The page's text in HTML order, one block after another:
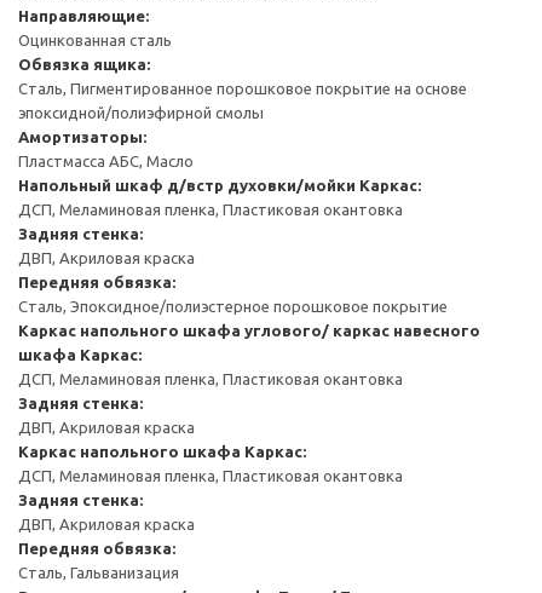
Направляющие:
Оцинкованная сталь
Обвязка ящика:
Сталь, Пигментированное порошковое покрытие на основе
эпоксидной/полиэфирной смолы
Амортизаторы:
Пластмасса АБС, Масло
Напольный шкаф д/встр духовки/мойки Каркас:
ДСП, Меламиновая пленка, Пластиковая окантовка
Задняя стенка:
ДВП, Акриловая краска
Передняя обвязка:
Сталь, Эпоксидное/полиэстерное порошковое покрытие
Каркас напольного шкафа углового/ каркас навесного
шкафа Каркас:
ДСП, Меламиновая пленка, Пластиковая окантовка
Задняя стенка:
ДВП, Акриловая краска
Каркас напольного шкафа Каркас:
ДСП, Меламиновая пленка, Пластиковая окантовка
Задняя стенка:
ДВП, Акриловая краска
Передняя обвязка:
Сталь, Гальванизация